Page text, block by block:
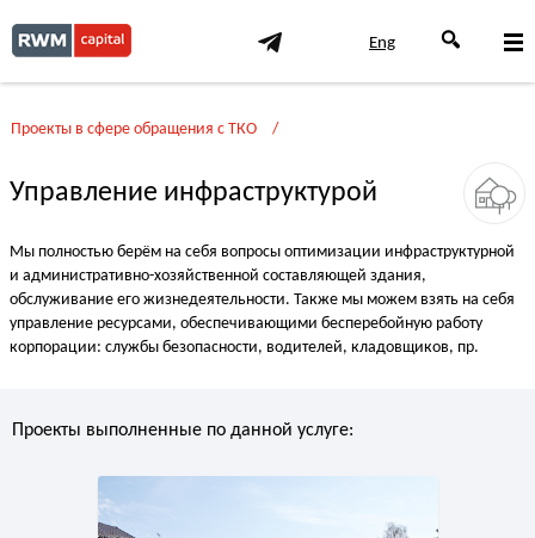
Eng
Проекты в сфере обращения с ТКО
Управление инфраструктурой
Мы полностью берём на себя вопросы оптимизации инфраструктурной
и административно-хозяйственной составляющей здания,
обслуживание его жизнедеятельности. Также мы можем взять на себя
управление ресурсами, обеспечивающими бесперебойную работу
корпорации: службы безопасности, водителей, кладовщиков, пр.
Проекты выполненные по данной услуге: